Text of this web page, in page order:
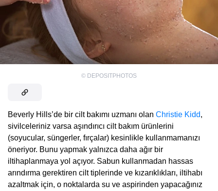
© DEPOSITPHOTOS
Beverly Hills’de bir cilt bakımı uzmanı olan Christie Kidd,
sivilceleriniz varsa aşındırıcı cilt bakım ürünlerini
(soyucular, süngerler, fırçalar) kesinlikle kullanmamanızı
öneriyor. Bunu yapmak yalnızca daha ağır bir
iltihaplanmaya yol açıyor. Sabun kullanmadan hassas
arındırma gerektiren cilt tiplerinde ve kızarıklıkları, iltihabı
azaltmak için, o noktalarda su ve aspirinden yapacağınız